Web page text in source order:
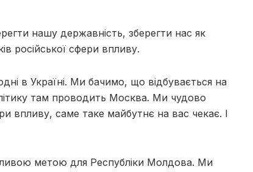
нашу державність, зберегти нас як
російської сфери впливу.
в Україні. Ми бачимо, що відбувається на
там проводить Москва. Ми чудово
впливу, саме таке майбутнє на вас чекає. І
метою для Республіки Молдова. Ми